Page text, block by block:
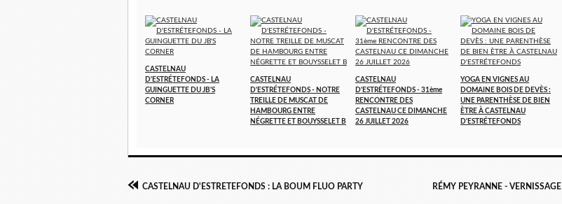
CASTELNAU
D'ESTRÉTEFONDS - LA
GUINGUETTE DU JB'S
CORNER
CASTELNAU
D'ESTRÉTEFONDS - NOTRE
TREILLE DE MUSCAT DE
HAMBOURG ENTRE
NÉGRETTE ET BOUYSSELET B
CASTELNAU
D'ESTRÉTEFONDS - 31ème
RENCONTRE DES
CASTELNAU CE DIMANCHE
26 JUILLET 2026
YOGA EN VIGNES AU
DOMAINE BOIS DE DEVÈS :
UNE PARENTHÈSE DE BIEN
ÈTRE À CASTELNAU
D'ESTRÉTEFONDS
CASTELNAU D'ESTRETEFONDS : LA BOUM FLUO PARTY RÉMY PEYRANNE - VERNISSAGE